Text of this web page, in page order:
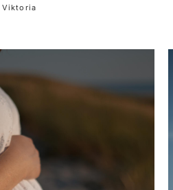
Viktoria